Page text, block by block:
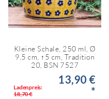
Kleine Schale, 250 ml, Ø
9,5 cm, ↑5 cm, Tradition
20, BSN 7527
Ladenpreis:
18,70 €
13,90 €
*